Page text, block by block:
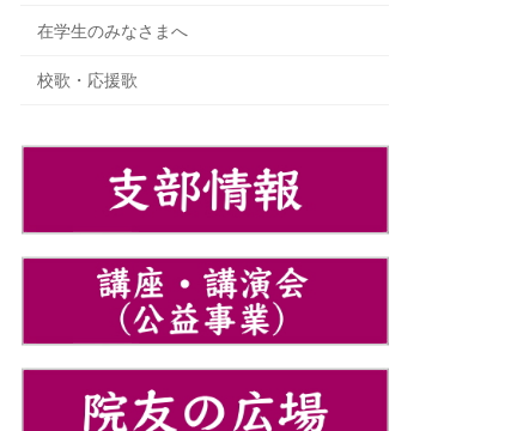
在学生のみなさまへ
校歌・応援歌